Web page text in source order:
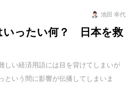
池田 幸代
いったい何？ 日本を救
しい経済用語には目を背けてしまいが
という間に影響が伝播してしまいま